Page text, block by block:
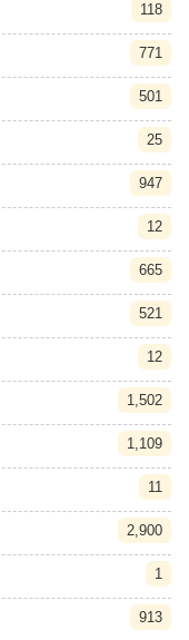
118
771
501
25
947
12
665
521
12
1,502
1,109
11
2,900
1
913